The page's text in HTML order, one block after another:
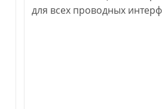
для всех проводных